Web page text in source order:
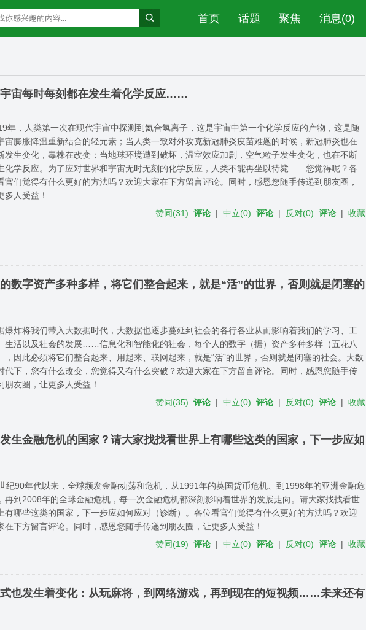
首页 话题 聚焦 消息(0)
宙每时每刻都在发生着化学反应……
年，人类第一次在现代宇宙中探测到氦合氢离子，这是宇宙中第一个化学反应的产物，这是随
宙膨胀降温重新结合的轻元素；当人类一致对外攻克新冠肺炎疫苗难题的时候，新冠肺炎也在
发生变化，毒株在改变；当地球环境遭到破坏，温室效应加剧，空气粒子发生变化，也在不断
化学反应。为了应对世界和宇宙无时无刻的化学反应，人类不能再坐以待毙……您觉得呢？各
官们觉得有什么更好的方法吗？欢迎大家在下方留言评论。同时，感恩您随手传递到朋友圈，
多人受益！
赞同(31) 评论 |中立(0) 评论 | 反对(0) 评论 |收藏
数字资产多种多样，将它们整合起来，就是“活”的世界，否则就是闭塞的
爆炸将我们带入大数据时代，大数据也逐步蔓延到社会的各行各业从而影响着我们的学习、工
生活以及社会的发展……信息化和智能化的社会，每个人的数字（据）资产多种多样（五花八
，因此必须将它们整合起来、用起来、联网起来，就是“活”的世界，否则就是闭塞的社会。大数
代下，您有什么改变，您觉得又有什么突破？欢迎大家在下方留言评论。同时，感恩您随手传
朋友圈，让更多人受益！
赞同(35) 评论 |中立(0) 评论 | 反对(0) 评论 |收藏
生金融危机的国家？请大家找找看世界上有哪些这类的国家，下一步应如
纪90年代以来，全球频发金融动荡和危机，从1991年的英国货币危机、到1998年的亚洲金融危
再到2008年的全球金融危机，每一次金融危机都深刻影响着世界的发展走向。请大家找找看世
有哪些这类的国家，下一步应如何应对（诊断）。各位看官们觉得有什么更好的方法吗？欢迎
在下方留言评论。同时，感恩您随手传递到朋友圈，让更多人受益！
赞同(19) 评论 |中立(0) 评论 | 反对(0) 评论 |收藏
也发生着变化：从玩麻将，到网络游戏，再到现在的短视频……未来还有